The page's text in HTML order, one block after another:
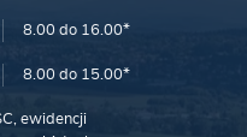
8.00 do 16.00*
8.00 do 15.00*
ewidencji